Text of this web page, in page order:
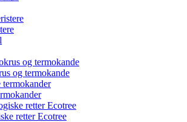
og termokande
retter Ecotree